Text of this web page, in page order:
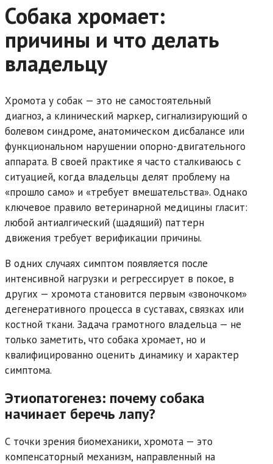
Собака хромает:
причины и что делать
владельцу
Хромота у собак — это не самостоятельный
диагноз, а клинический маркер, сигнализирующий о
болевом синдроме, анатомическом дисбалансе или
функциональном нарушении опорно-двигательного
аппарата. В своей практике я часто сталкиваюсь с
ситуацией, когда владельцы делят проблему на
«прошло само» и «требует вмешательства». Однако
ключевое правило ветеринарной медицины гласит:
любой антиалгический (щадящий) паттерн
движения требует верификации причины.
В одних случаях симптом появляется после
интенсивной нагрузки и регрессирует в покое, в
других — хромота становится первым «звоночком»
дегенеративного процесса в суставах, связках или
костной ткани. Задача грамотного владельца — не
только заметить, что собака хромает, но и
квалифицированно оценить динамику и характер
симптома.
Этиопатогенез: почему собака
начинает беречь лапу?
С точки зрения биомеханики, хромота — это
компенсаторный механизм, направленный на